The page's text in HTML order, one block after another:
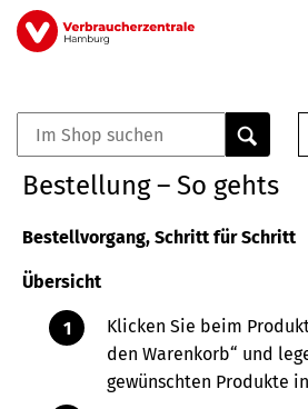
Direkt
zum
0
Elemente
Bestellung – So gehts
Bestellvorgang, Schritt für Schritt
Übersicht
Klicken Sie beim
den Warenkorb“ und
gewünschten Produkte